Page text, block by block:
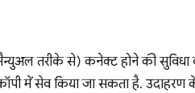
तरीके से) कनेक्ट होने की
में सेव किया जा सकता है. उदाहरण